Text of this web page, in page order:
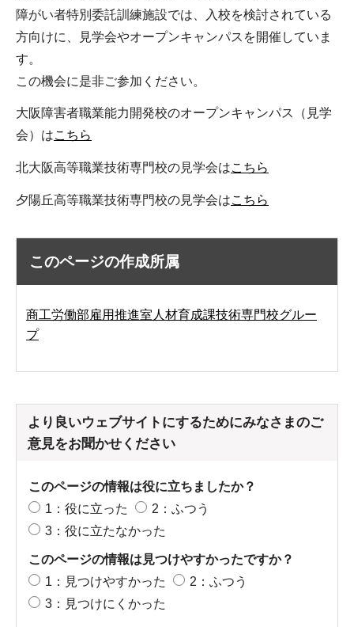
障がい者特別委託訓練施設では、入校を検討されている
方向けに、見学会やオープンキャンパスを開催していま
す。
この機会に是非ご参加ください。
大阪障害者職業能力開発校のオープンキャンパス（見学
会）はこちら
北大阪高等職業技術専門校の見学会はこちら
夕陽丘高等職業技術専門校の見学会はこちら
このページの作成所属
商工労働部雇用推進室人材育成課技術専門校グルー
プ
より良いウェブサイトにするためにみなさまのご
意見をお聞かせください
このページの情報は役に立ちましたか？
1：役に立った
2：ふつう
3：役に立たなかった
このページの情報は見つけやすかったですか？
1：見つけやすかった
2：ふつう
3：見つけにくかった